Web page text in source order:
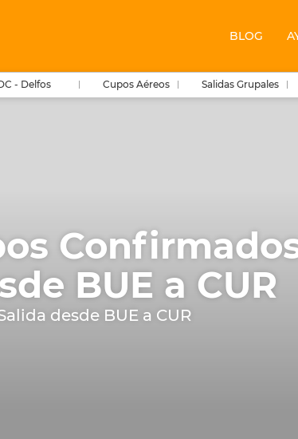
BLOG
- Delfos Cupos Aéreos Salidas Grupales
BUE a CUR
desde BUE a CUR